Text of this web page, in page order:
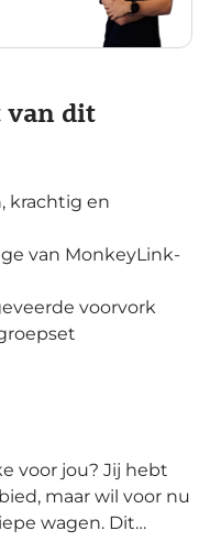
van dit
krachtig en
van MonkeyLink-
voorvork
jou? Jij hebt
maar wil voor nu
wagen. Dit